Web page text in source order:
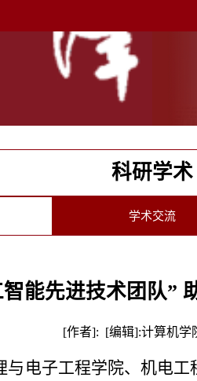
科研学术
学术交流
能先进技术团队”
[作者]: [编辑]:计算机
与电子工程学院、机电工